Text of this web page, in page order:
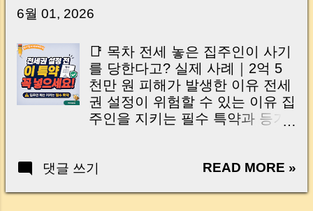
습니다. 잔금일은 ‘서류 몇 장 처리하는 날’이 아
이는 가장 긴장되는 순간 입니다. 실제로 제가
중개 현장에서 겪었던 일입니다. 금요일 오후 3
시, 이체 한도에 막혀 송금이 멈췄고 그 자리에
서 계약이 무산될 뻔한 아찔한 상황이 있었습니
다. 또 어떤 분은 이렇게 말씀하십니다. “내 대출
인데 왜 내 통장으로 안 들어오죠?” “매도인이 대
사실은 ‘구조’를 몰라서 생기는 걱정입니다. 그래
서 오늘은 잔금일에 실제로 돈이 어떻게 움직이
는지, 왜 사고가 나는지, 그리고 무엇을 꼭 준비
6월 01, 2026
📑 목차 전세 놓은 집주인이 사기
를 당한다고? 실제 사례｜2억 5
천만 원 피해가 발생한 이유 전세
권 설정이 위험할 수 있는 이유 집
주인을 지키는 필수 특약과 등기
Tap to Open Can landlords also
댓글 쓰기 READ MORE »